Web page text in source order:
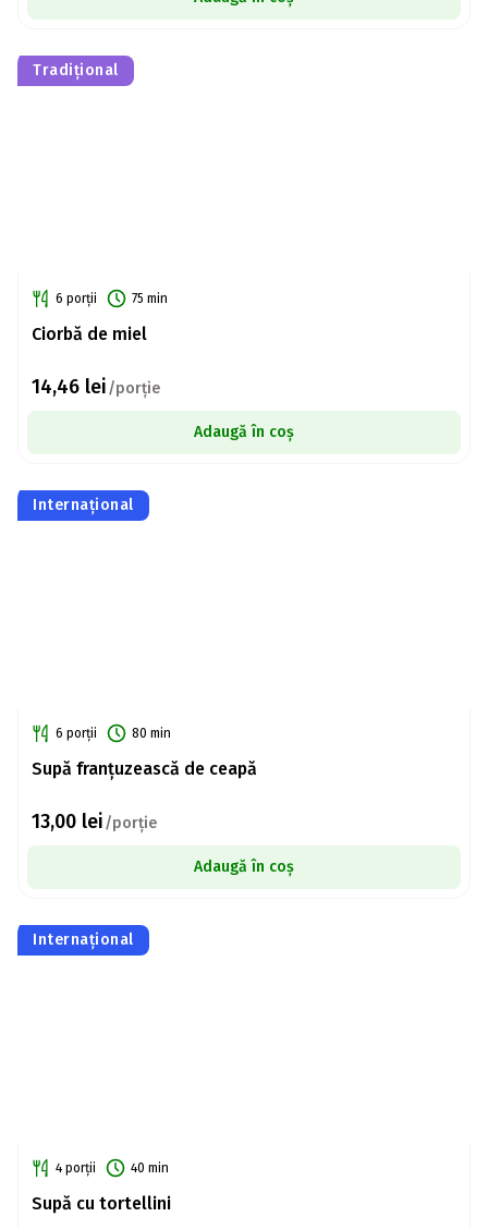
Tradițional
6 porții 75 min
Ciorbă de miel
14,46 lei/porție
Adaugă în coș
Internațional
6 porții 80 min
Supă franțuzească de ceapă
13,00 lei/porție
Adaugă în coș
Internațional
4 porții 40 min
Supă cu tortellini